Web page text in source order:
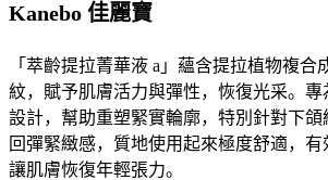
Kanebo 佳麗寶
「萃齡提拉菁華液 a」蘊含提拉植物複合
紋，賦予肌膚活力與彈性，恢復光采。
設計，幫助重塑緊實輪廓，特別針對下
回彈緊緻感，質地使用起來極度舒適，有
讓肌膚恢復年輕張力。